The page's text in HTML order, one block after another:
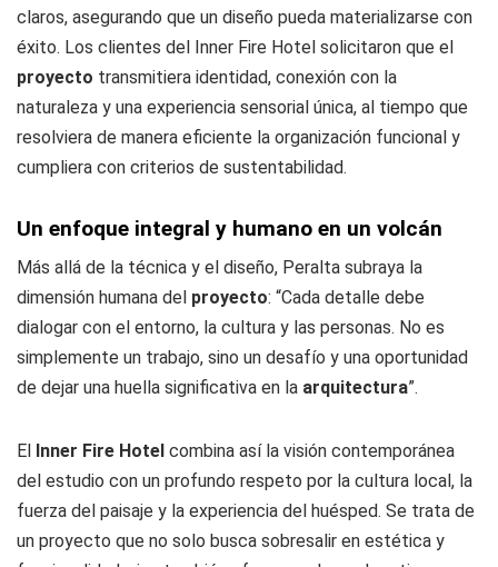
claros, asegurando que un diseño pueda materializarse con
éxito. Los clientes del Inner Fire Hotel solicitaron que el
proyecto transmitiera identidad, conexión con la
naturaleza y una experiencia sensorial única, al tiempo que
resolviera de manera eficiente la organización funcional y
cumpliera con criterios de sustentabilidad.
Un enfoque integral y humano en un volcán
Más allá de la técnica y el diseño, Peralta subraya la
dimensión humana del proyecto: “Cada detalle debe
dialogar con el entorno, la cultura y las personas. No es
simplemente un trabajo, sino un desafío y una oportunidad
de dejar una huella significativa en la arquitectura”.
El Inner Fire Hotel combina así la visión contemporánea
del estudio con un profundo respeto por la cultura local, la
fuerza del paisaje y la experiencia del huésped. Se trata de
un proyecto que no solo busca sobresalir en estética y